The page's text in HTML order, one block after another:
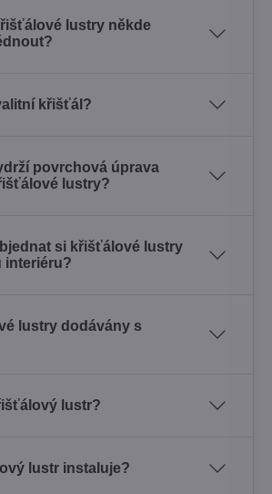
lustry někde
křišťál?
povrchová úprava
lustry?
si křišťálové lustry
interiéru?
lustry dodávány s
lustr?
lustr instaluje?